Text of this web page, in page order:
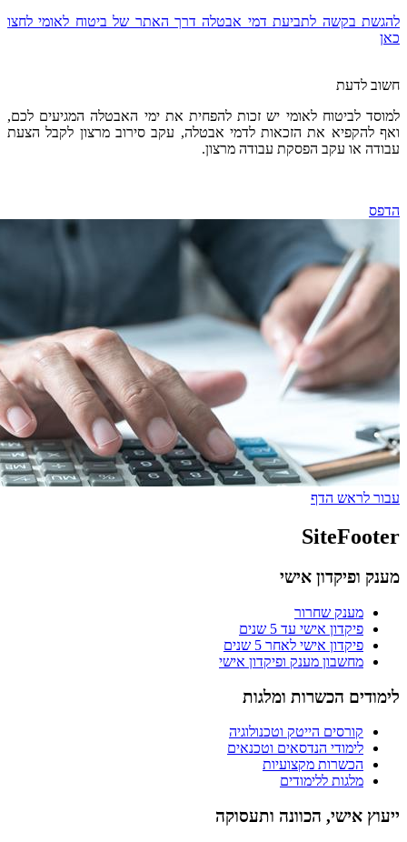
בקשה לתביעת דמי אבטלה דרך האתר של ביטוח לאומי לחצו
לדעת
לביטוח לאומי יש זכות להפחית את ימי האבטלה המגיעים לכם,
את הזכאות לדמי אבטלה, עקב סירוב מרצון לקבל הצעת
או עקב הפסקת עבודה מרצון.
לראש הדף
ופיקדון אישי
מענק שחרור
פיקדון אישי עד 5 שנים
פיקדון אישי לאחר 5 שנים
מחשבון מענק ופיקדון אישי
הכשרות ומלגות
קורסים הייטק וטכנולוגיה
לימודי הנדסאים וטכנאים
הכשרות מקצועיות
מלגות ללימודים
אישי, הכוונה ותעסוקה